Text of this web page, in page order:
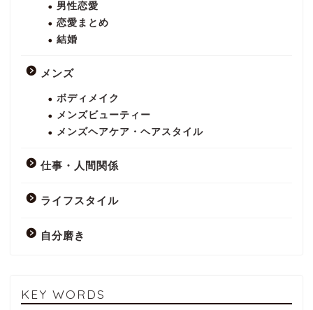
男性恋愛
恋愛まとめ
結婚
メンズ
ボディメイク
メンズビューティー
メンズヘアケア・ヘアスタイル
仕事・人間関係
ライフスタイル
自分磨き
KEY WORDS